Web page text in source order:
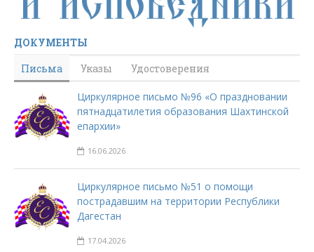
ДОКУМЕНТЫ
Письма
Указы Удостоверения
Циркулярное письмо №96 «О праздновании
пятнадцатилетия образования Шахтинской
епархии»
16.06.2026
Циркулярное письмо №51 о помощи
пострадавшим на территории Республики
Дагестан
17.04.2026